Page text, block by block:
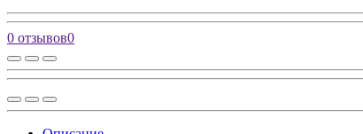
0 отзывов0